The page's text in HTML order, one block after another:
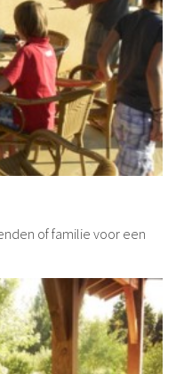
of familie voor een